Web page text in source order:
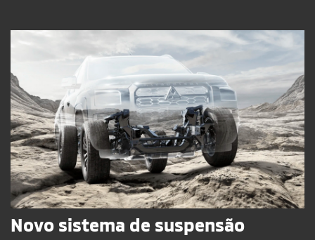
Novo sistema de suspensão